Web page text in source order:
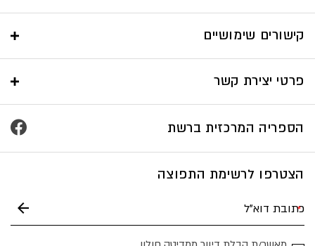
קישורים שימושיים
פרטי יצירת קשר
הצטרפו לרשימת התפוצה
הספריה המרכזית ברשת